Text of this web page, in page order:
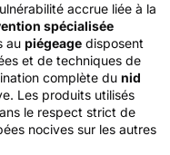
accrue liée à la
spécialisée
au piégeage disposent
et de techniques de
complète du nid
Les produits utilisés
le respect strict de
nocives sur les autres